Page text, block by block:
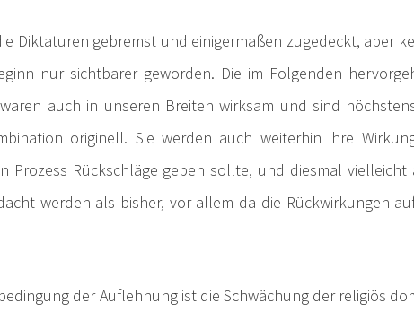
Diktaturen gebremst und einigermaßen zugedeckt, aber
nur sichtbarer geworden. Die im Folgenden
auch in unseren Breiten wirksam und sind
originell. Sie werden auch weiterhin ihre
Prozess Rückschläge geben sollte, und diesmal vielleicht
werden als bisher, vor allem da die Rückwirkungen
der Auflehnung ist die Schwächung der religiös